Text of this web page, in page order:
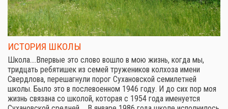
ИСТОРИЯ ШКОЛЫ
Школа.…Впервые это слово вошло в мою жизнь, когда мы,
тридцать ребятишек из семей тружеников колхоза имени
Свердлова, перешагнули порог Сухановской семилетней
школы. Было это в послевоенном 1946 году. И до сих пор моя
жизнь связана со школой, которая с 1954 года именуется